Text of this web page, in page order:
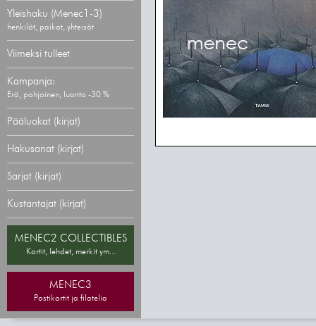
Yleishaku (Menec1-3)
henkilöt, paikat, yhteisöt
Viimeksi tulleet
Kampanja:
Erä, pohjoinen, luonto -30 %
Pääluokat (kirjat)
Hakusanat (kirjat)
Sarjat (kirjat)
Kustantajat (kirjat)
MENEC2 COLLECTIBLES
Kortit, lehdet, merkit ym...
MENEC3
Postikortit ja filatelia